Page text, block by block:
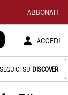
ABBONATI
ACCEDI
SEGUICI SU DISCOVER